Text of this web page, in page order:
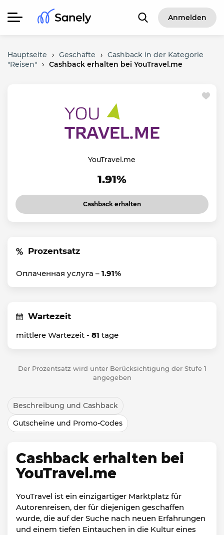
Anmelden
Hauptseite › Geschäfte › Cashback in der Kategorie
"Reisen" › Cashback erhalten bei YouTravel.me
YouTravel.me
1.91%
Cashback erhalten
Prozentsatz
Оплаченная услуга – 1.91%
Wartezeit
mittlere Wartezeit - 81 tage
Der Prozentsatz wird unter Berücksichtigung der Stufe 1
angegeben
Beschreibung und Cashback
Gutscheine und Promo-Codes
Cashback erhalten bei
YouTravel.me
YouTravel ist ein einzigartiger Marktplatz für
Autorenreisen, der für diejenigen geschaffen
wurde, die auf der Suche nach neuen Erfahrungen
und einem tiefen Eintauchen in die Kultur eines